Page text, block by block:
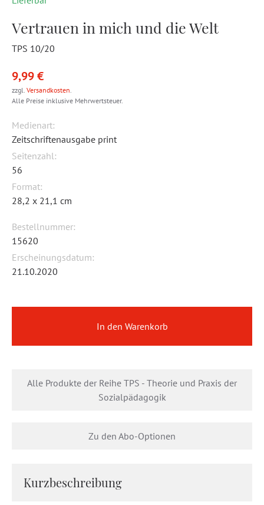
Vertrauen in mich und die Welt
TPS 10/20
9,99 €
zzgl. Versandkosten.
Alle Preise inklusive Mehrwertsteuer.
Medienart:
Zeitschriftenausgabe print
Seitenzahl:
56
Format:
28,2 x 21,1 cm
Bestellnummer:
15620
Erscheinungsdatum:
21.10.2020
Zu den Abo-Optionen
Alle Produkte der Reihe TPS - Theorie und Praxis der
Sozialpädagogik
In den Warenkorb
Kurzbeschreibung